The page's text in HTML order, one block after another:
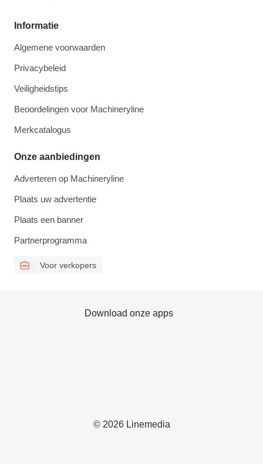
Informatie
Algemene voorwaarden
Privacybeleid
Veiligheidstips
Beoordelingen voor Machineryline
Merkcatalogus
Onze aanbiedingen
Adverteren op Machineryline
Plaats uw advertentie
Plaats een banner
Partnerprogramma
Voor verkopers
© 2026 Linemedia
Download onze apps